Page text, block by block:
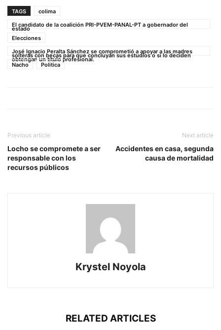
TAGS
colima
El candidato de la coalición PRI-PVEM-PANAL-PT a gobernador del
estado
Elecciones
José Ignacio Peralta Sánchez se comprometió a apoyar a las madres
solteras con becas para que concluyan sus estudios o si lo deciden
obtengan un título profesional.
Nacho Politica
Previous article
Locho se compromete a ser
responsable con los
recursos públicos
Next article
Accidentes en casa, segunda
causa de mortalidad
Krystel Noyola
RELATED ARTICLES